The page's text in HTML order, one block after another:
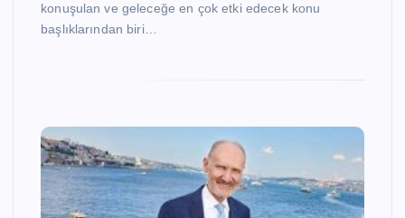
konuşulan ve geleceğe en çok etki edecek konu
başlıklarından biri…